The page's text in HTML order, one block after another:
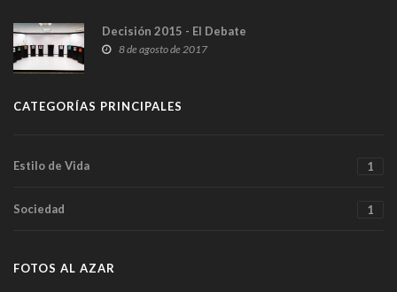
Decisión 2015 - El Debate
8 de agosto de 2017
CATEGORÍAS PRINCIPALES
Estilo de Vida 1
Sociedad 1
FOTOS AL AZAR